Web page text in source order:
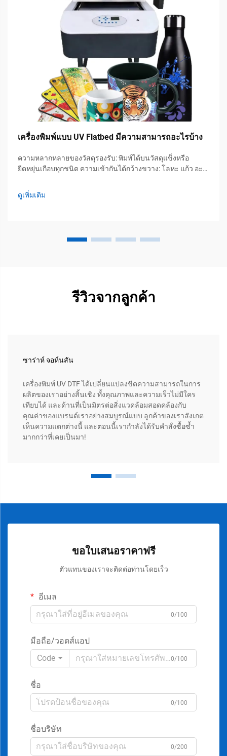
เครื่องพิมพ์แบบ UV Flatbed มีความสามารถอะไรบ้าง
ความหลากหลายของวัสดุรองรับ: พิมพ์ได้บนวัสดุแข็งหรือ
ยืดหยุ่นเกือบทุกชนิด ความเข้ากันได้กว้างขวาง: โลหะ แก้ว อะค
โต๊ะเรียบสมัยใหม่สามารถประมวลผลวัสดุรองรับที่หลากหลาย
นอกเหนือจากสื่อแบบดั้งเดิม—ช่วยขจัดความจำเป็น...
ดูเพิ่มเติม
รีวิวจากลูกค้า
ซาร่าห์ จอห์นสัน
เครื่องพิมพ์ UV DTF ได้เปลี่ยนแปลงขีดความสามารถในการ
ผลิตของเราอย่างสิ้นเชิง ทั้งคุณภาพและความเร็วไม่มีใคร
เทียบได้ และด้านที่เป็นมิตรต่อสิ่งแวดล้อมสอดคล้องกับ
คุณค่าของแบรนด์เราอย่างสมบูรณ์แบบ ลูกค้าของเราสังเกต
เห็นความแตกต่างนี้ และตอนนี้เรากำลังได้รับคำสั่งซื้อซ้ำ
มากกว่าที่เคยเป็นมา!
ขอใบเสนอราคาฟรี
ตัวแทนของเราจะติดต่อท่านโดยเร็ว
อีเมล
0/100
มือถือ/วอตส์แอป
Code
0/100
ชื่อ
0/100
ชื่อบริษัท
0/200